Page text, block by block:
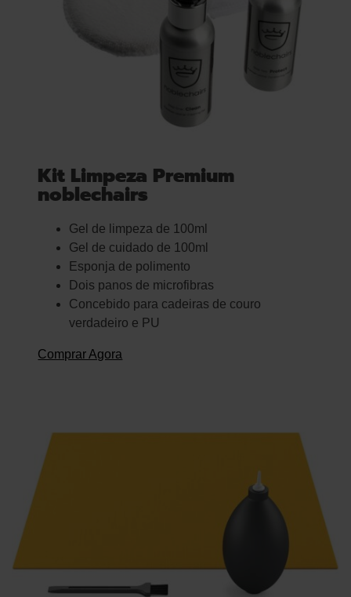
Kit Limpeza Premium
noblechairs
Gel de limpeza de 100ml
Gel de cuidado de 100ml
Esponja de polimento
Dois panos de microfibras
Concebido para cadeiras de couro
verdadeiro e PU
Comprar Agora